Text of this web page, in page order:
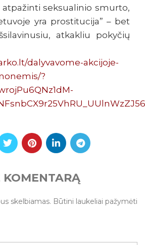
seksualinio smurto,
yra prostitucija” – bet
atkakliu pokyčių
dalyvavome-akcijoje-
?
KOMENTARĄ
skelbiamas. Būtini laukeliai pažymėti